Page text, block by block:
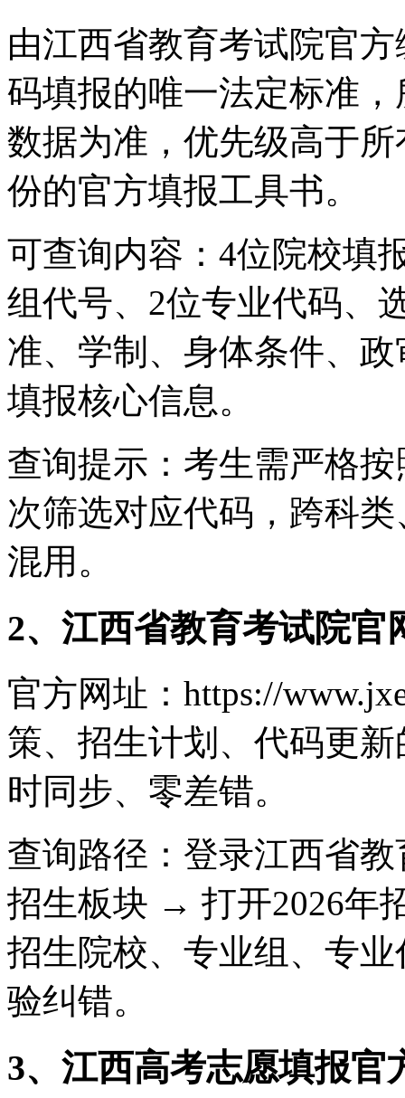
由江西省教育考试院官
码填报的唯一法定标准
数据为准，优先级高于
份的官方填报工具书。
可查询内容：4位院校填
组代号、2位专业代码、
准、学制、身体条件、
填报核心信息。
查询提示：考生需严格
次筛选对应代码，跨科
混用。
2、江西省教育考试院官
官方网址：https://
策、招生计划、代码更
时同步、零差错。
查询路径：登录江西省
招生板块 → 打开2026年
招生院校、专业组、专
验纠错。
3、江西高考志愿填报